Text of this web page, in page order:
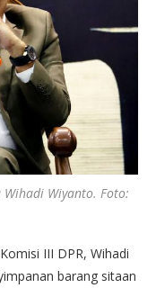
Wihadi Wiyanto. Foto:
III DPR, Wihadi
barang sitaan